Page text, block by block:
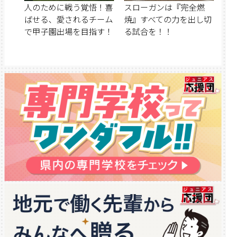
人のために戦う覚悟！喜
ばせる、愛されるチーム
で甲子園出場を目指す！
スローガンは『完全燃
焼』すべての力を出し切
る試合を！！